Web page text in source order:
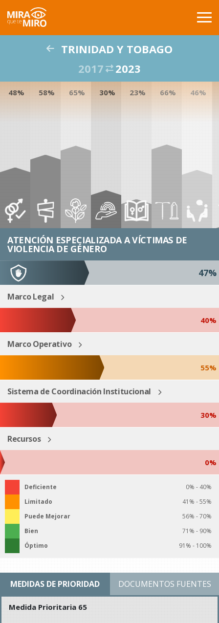
INICIO
PAISES
COMPARACIÓN
PUBLICACIONES
CONTACTO
ESP ENG
TRINIDAD Y TOBAGO
2017
2023
48% 58% 65% 30% 23% 66% 46%
ATENCIÓN ESPECIALIZADA A VÍCTIMAS DE
VIOLENCIA DE GÉNERO
47%
Marco Legal
40%
Marco Operativo
55%
Sistema de Coordinación Institucional
30%
Recursos
0%
Deficiente
0% - 40%
Limitado
41% - 55%
Puede Mejorar
56% - 70%
Bien
71% - 90%
Óptimo
91% - 100%
MEDIDAS DE PRIORIDAD DOCUMENTOS FUENTES
Medida Prioritaria 65